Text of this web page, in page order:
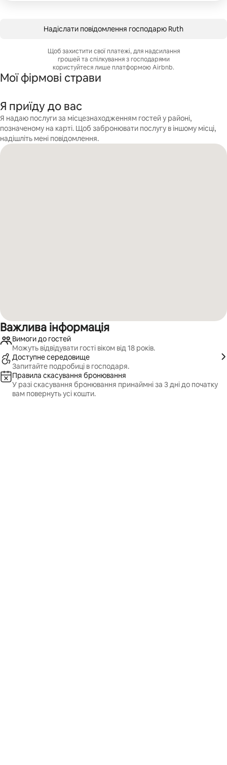
Надіслати повідомлення господарю Ruth
Щоб захистити свої платежі, для надсилання
грошей та спілкування з господарями
користуйтеся лише платформою Airbnb.
Мої фірмові страви
Я приїду до вас
Я надаю послуги за місцезнаходженням гостей у районі,
позначеному на карті. Щоб забронювати послугу в іншому місці,
надішліть мені повідомлення.
Важлива інформація
Вимоги до гостей
Можуть відвідувати гості віком від 18 років.
Доступне середовище
Запитайте подробиці в господаря.
Правила скасування бронювання
У разі скасування бронювання принаймні за 3 дні до початку
вам повернуть усі кошти.